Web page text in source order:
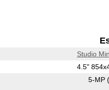
Studio
4.5"
5-MP